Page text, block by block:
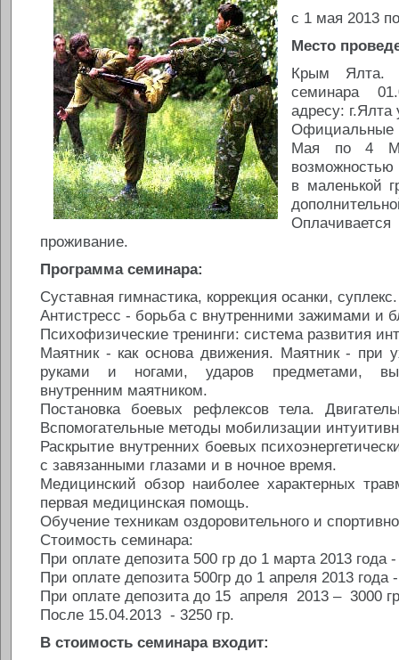
с 1 мая 2013
Место
Крым Ялта.
семинара
адресу: г.Ялта
Мая по 4
в маленькой
проживание.
Программа семинара:
Суставная гимнастика, коррекция осанки, суплекс.
Антистресс - борьба с внутренними зажимами и
Психофизические тренинги: система развития
Маятник - как основа движения. Маятник - при
руками и ногами, ударов предметами,
внутренним маятником.
Постановка боевых рефлексов тела.
Вспомогательные методы мобилизации
Раскрытие внутренних боевых
с завязанными глазами и в ночное время.
Медицинский обзор наиболее характерных
первая медицинская помощь.
Обучение техникам оздоровительного и
Стоимость семинара:
При оплате депозита 500 гр до 1 марта 2013 года -
При оплате депозита 500гр до 1 апреля 2013 года
При оплате депозита до 15 апреля 2013 – 3000
После 15.04.2013 - 3250 гр.
В стоимость семинара входит: